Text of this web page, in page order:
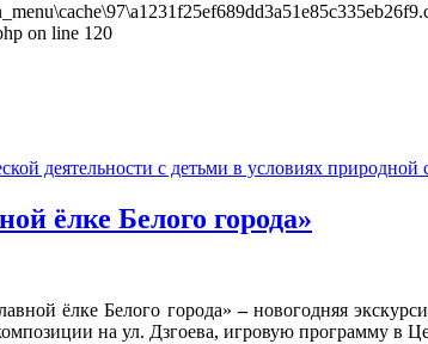
on line 120
ёлке Белого города»
ёлке Белого города» – новогодняя
на ул. Дзгоева, игровую программу в